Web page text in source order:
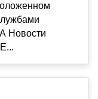
Новости